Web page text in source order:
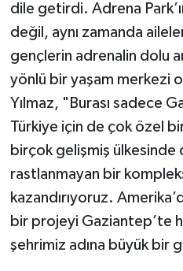
dile getirdi. Adrena
değil, aynı zamanda
gençlerin adrenalin dolu
yönlü bir yaşam merkezi
Yılmaz, "Burası sadece
Türkiye için de çok özel
birçok gelişmiş ülkesinde
rastlanmayan bir
kazandırıyoruz.
bir projeyi Gaziantep’te
şehrimiz adına büyük bir